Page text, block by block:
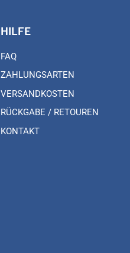
HILFE
FAQ
ZAHLUNGSARTEN
VERSANDKOSTEN
RÜCKGABE / RETOUREN
KONTAKT